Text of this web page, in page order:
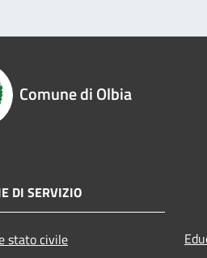
Comune di Olbia
DI SERVIZIO
stato civile